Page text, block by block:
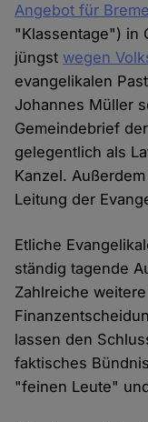
Angebot für
"Klassentage") in
jüngst wegen
evangelikalen
Johannes Müller
Gemeindebrief
gelegentlich als
Kanzel.
Leitung der
Etliche
ständig tagende
Zahlreiche
lassen den
faktisches
"feinen Leute"